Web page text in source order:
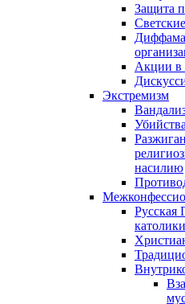
Защита
Акции в
Экстремизм
насилию
Русская
католики